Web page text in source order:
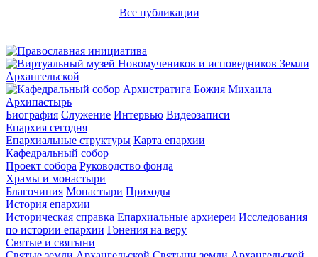
Все публикации
Архипастырь
Биография Служение Интервью Видеозаписи
Епархия сегодня
Епархиальные структуры Карта епархии
Кафедральный собор
Проект собора Руководство фонда
Храмы и монастыри
Благочиния Монастыри Приходы
История епархии
Историческая справка Епархиальные архиереи Исследования
по истории епархии Гонения на веру
Святые и святыни